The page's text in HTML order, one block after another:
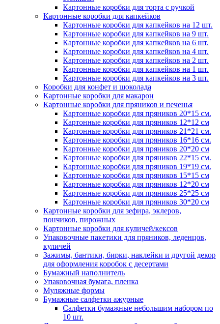
Картонные коробки для торта с ручкой
Картонные коробки для капкейков
Картонные коробки для капкейков на 12 шт.
Картонные коробки для капкейков на 9 шт.
Картонные коробки для капкейков на 6 шт.
Картонные коробки для капкейков на 4 шт.
Картонные коробки для капкейков на 2 шт.
Картонные коробки для капкейков на 1 шт.
Картонные коробки для капкейков на 3 шт.
Коробки для конфет и шоколада
Картонные коробки для макарон
Картонные коробки для пряников и печенья
Картонные коробки для пряников 20*15 см.
Картонные коробки для пряников 12*12 см
Картонные коробки для пряников 21*21 см.
Картонные коробки для пряников 16*16 см.
Картонные коробки для пряников 20*20 см
Картонные коробки для пряников 22*15 см.
Картонные коробки для пряников 19*19 см.
Картонные коробки для пряников 15*15 см
Картонные коробки для пряников 12*20 см
Картонные коробки для пряников 25*25 см
Картонные коробки для пряников 30*20 см
Картонные коробки для зефира, эклеров,
пончиков, пирожных
Картонные коробки для куличей/кексов
Упаковочные пакетики для пряников, леденцов,
куличей
Зажимы, бантики, бирки, наклейки и другой декор
для оформления коробок с десертами
Бумажный наполнитель
Упаковочная бумага, пленка
Муляжные формы
Бумажные салфетки ажурные
Салфетки бумажные небольшим набором по
10 шт.